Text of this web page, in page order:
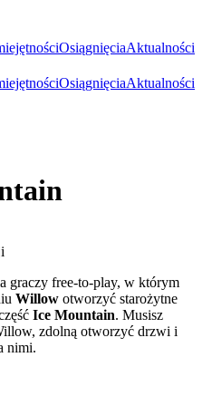
OsiągnięciaAktualności
OsiągnięciaAktualności
graczy free-to-play, w którym
Willow otworzyć starożytne
Ice Mountain. Musisz
zdolną otworzyć drzwi i
nimi.